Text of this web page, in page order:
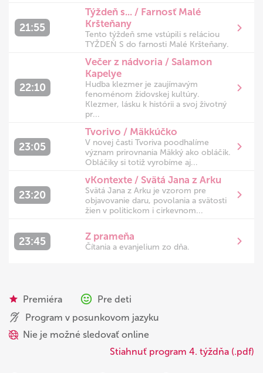
21:55
Týždeň s... / Farnosť Malé
Kršteňany
Tento týždeň sme vstúpili s reláciou
TYŽDEŇ S do farnosti Malé Kršteňany.
22:10
Večer z nádvoria / Salamon
Kapelye
Hudba klezmer je zaujímavým
fenoménom židovskej kultúry.
Klezmer, lásku k histórii a svoj životný
pr...
23:05
Tvorivo / Mäkkúčko
V novej časti Tvoriva poodhalíme
význam prirovnania Mäkký ako obláčik.
Obláčiky si totiž vyrobíme aj...
23:20
vKontexte / Svätá Jana z Arku
Svätá Jana z Arku je vzorom pre
objavovanie daru, povolania a svätosti
žien v politickom i cirkevnom...
23:45 Z prameňa
Čítania a evanjelium zo dňa.
Premiéra
Pre deti
Program v posunkovom jazyku
Nie je možné sledovať online
Stiahnuť program 4. týždňa (.pdf)